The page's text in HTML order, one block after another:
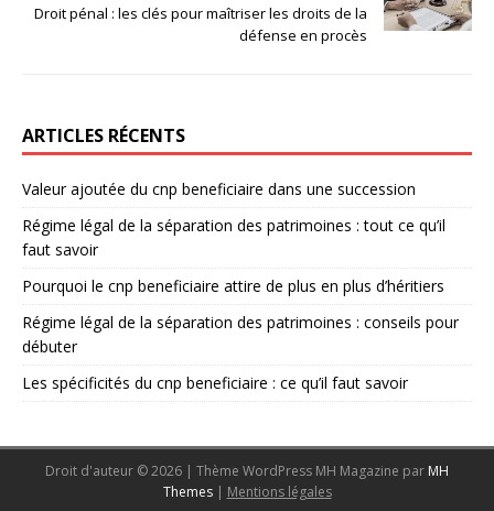
Droit pénal : les clés pour maîtriser les droits de la
défense en procès
ARTICLES RÉCENTS
Valeur ajoutée du cnp beneficiaire dans une succession
Régime légal de la séparation des patrimoines : tout ce qu’il
faut savoir
Pourquoi le cnp beneficiaire attire de plus en plus d’héritiers
Régime légal de la séparation des patrimoines : conseils pour
débuter
Les spécificités du cnp beneficiaire : ce qu’il faut savoir
Droit d'auteur © 2026 | Thème WordPress MH Magazine par MH
Themes | Mentions légales